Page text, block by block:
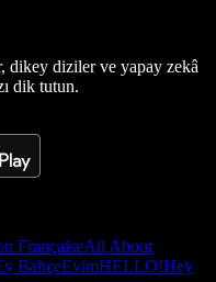
dikey diziler ve yapay zekâ
dik tutun.
FrançaiseAll About
BahçeEvimHELLO!Hey